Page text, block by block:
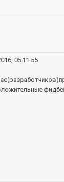
05:11:55